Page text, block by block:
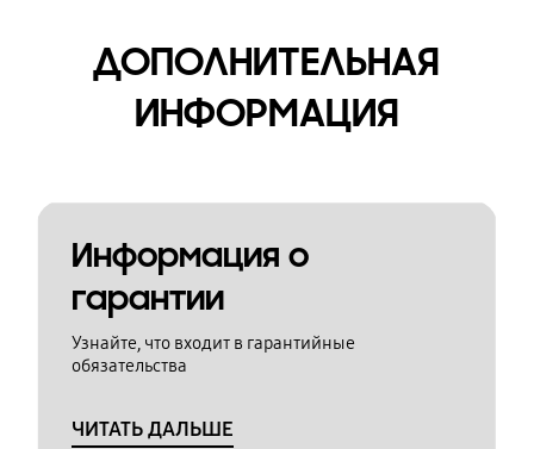
ДОПОЛНИТЕЛЬНАЯ
ИНФОРМАЦИЯ
Информация о
гарантии
Узнайте, что входит в гарантийные
обязательства
ЧИТАТЬ ДАЛЬШЕ